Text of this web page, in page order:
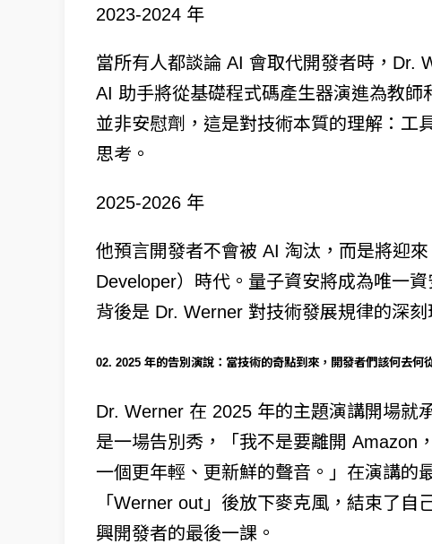
2023-2024 年
當所有人都談論 AI 會取代開發者時，Dr.
AI 助手將從基礎程式碼產生器演進為教
並非安慰劑，這是對技術本質的理解：工
思考。
2025-2026 年
他預言開發者不會被 AI 淘汰，而是將迎
Developer）時代。量子資安將成為唯一
背後是 Dr. Werner 對技術發展規律的深刻
02. 2025 年的告別演說：當技術的奇點到來，開發者們該何去何
Dr. Werner 在 2025 年的主題演講開場就
是一場告別秀，「我不是要離開 Amazon
一個更年輕、更新鮮的聲音。」在演講的
「Werner out」後放下麥克風，結束了
興開發者的最後一課。